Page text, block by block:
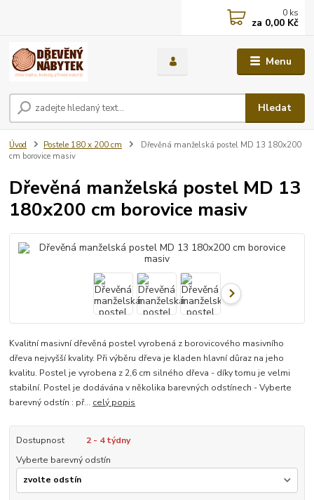
Menu
Hledat
0 ks
za 0,00 Kč
Úvod Postele 180 x 200 cm
Dřevěná manželská postel MD 13 180x200
cm borovice masiv
Dřevěná manželská postel MD 13
180x200 cm borovice masiv
Kvalitní masivní dřevěná postel vyrobená z borovicového masivního
dřeva nejvyšší kvality. Při výběru dřeva je kladen hlavní důraz na jeho
kvalitu. Postel je vyrobena z 2,6 cm silného dřeva - díky tomu je velmi
stabilní. Postel je dodávána v několika barevných odstínech - Vyberte
barevný odstín : př... celý popis
Dostupnost
2 - 4 týdny
Vyberte barevný odstín